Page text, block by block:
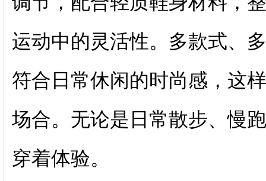
运动中的灵活性。多款式、
符合日常休闲的时尚感，这
场合。无论是日常散步、慢
穿着体验。